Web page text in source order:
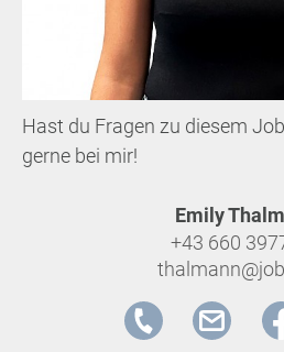
Hast du Fragen zu diesem
gerne bei mir!
Emily
+43 660